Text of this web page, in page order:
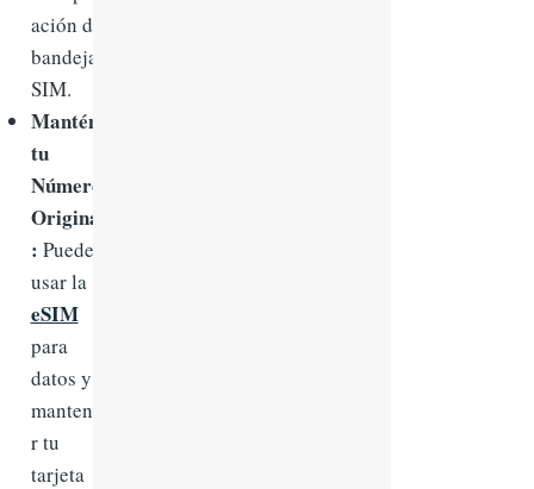
ación de
bandejas
SIM.
Mantén
tu
Número
Original
: Puedes
usar la
eSIM
para
datos y
mantene
r tu
tarjeta